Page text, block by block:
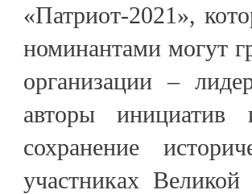
«Патриот-2021»,
номинантами могут
организации –
авторы инициатив
сохранение
участниках